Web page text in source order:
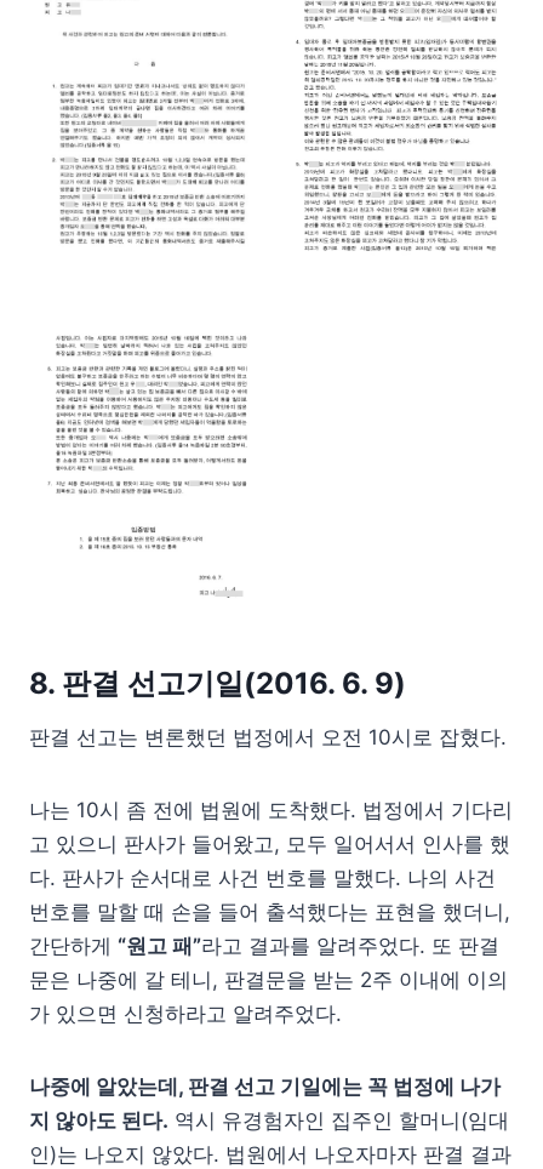
8. 판결 선고기일(2016. 6. 9)
판결 선고는 변론했던 법정에서 오전 10시로 잡혔다.
나는 10시 좀 전에 법원에 도착했다. 법정에서 기다리
고 있으니 판사가 들어왔고, 모두 일어서서 인사를 했
다. 판사가 순서대로 사건 번호를 말했다. 나의 사건
번호를 말할 때 손을 들어 출석했다는 표현을 했더니,
간단하게 “원고 패”라고 결과를 알려주었다. 또 판결
문은 나중에 갈 테니, 판결문을 받는 2주 이내에 이의
가 있으면 신청하라고 알려주었다.
나중에 알았는데, 판결 선고 기일에는 꼭 법정에 나가
지 않아도 된다. 역시 유경험자인 집주인 할머니(임대
인)는 나오지 않았다. 법원에서 나오자마자 판결 결과